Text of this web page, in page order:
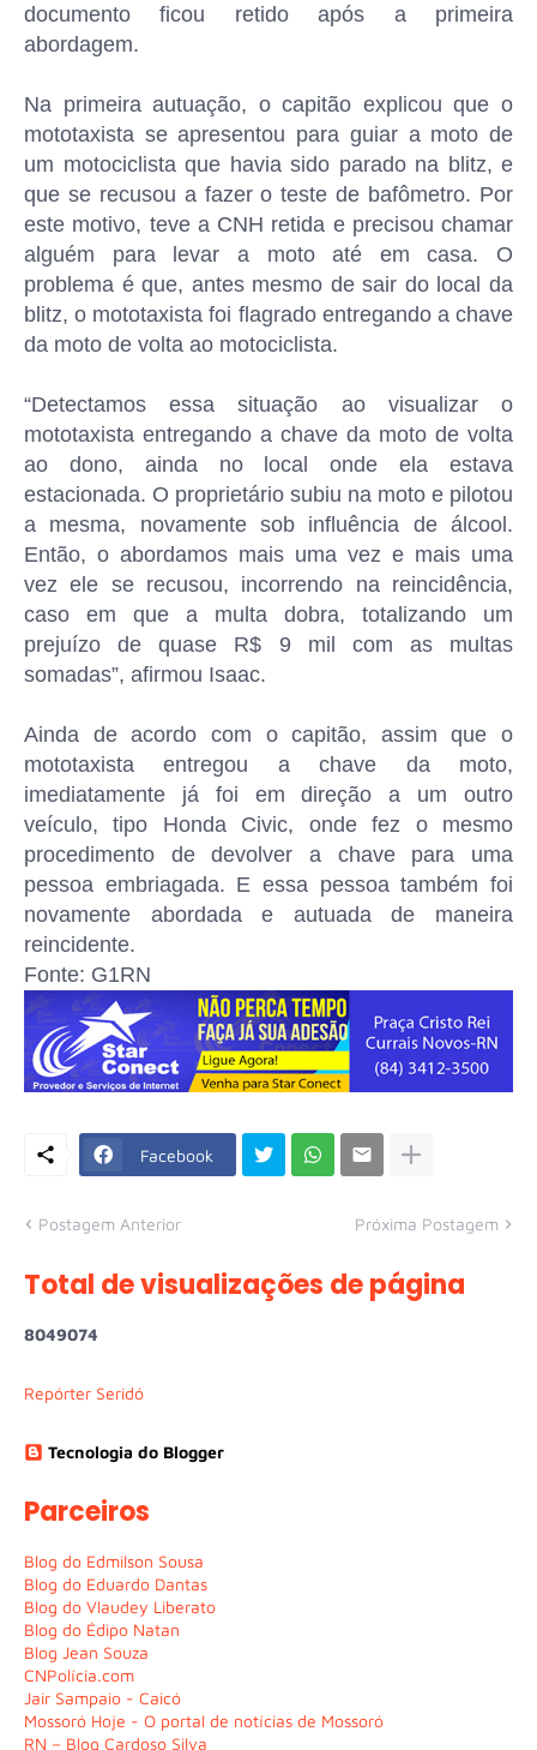
documento ficou retido após a primeira
abordagem.
Na primeira autuação, o capitão explicou que o
mototaxista se apresentou para guiar a moto de
um motociclista que havia sido parado na blitz, e
que se recusou a fazer o teste de bafômetro. Por
este motivo, teve a CNH retida e precisou chamar
alguém para levar a moto até em casa. O
problema é que, antes mesmo de sair do local da
blitz, o mototaxista foi flagrado entregando a chave
da moto de volta ao motociclista.
“Detectamos essa situação ao visualizar o
mototaxista entregando a chave da moto de volta
ao dono, ainda no local onde ela estava
estacionada. O proprietário subiu na moto e pilotou
a mesma, novamente sob influência de álcool.
Então, o abordamos mais uma vez e mais uma
vez ele se recusou, incorrendo na reincidência,
caso em que a multa dobra, totalizando um
prejuízo de quase R$ 9 mil com as multas
somadas”, afirmou Isaac.
Ainda de acordo com o capitão, assim que o
mototaxista entregou a chave da moto,
imediatamente já foi em direção a um outro
veículo, tipo Honda Civic, onde fez o mesmo
procedimento de devolver a chave para uma
pessoa embriagada. E essa pessoa também foi
novamente abordada e autuada de maneira
reincidente.
Fonte: G1RN
Facebook
Postagem Anterior Próxima Postagem
Total de visualizações de página
8049074
Repórter Seridó
Tecnologia do Blogger
Parceiros
Blog do Edmilson Sousa
Blog do Eduardo Dantas
Blog do Vlaudey Liberato
Blog do Édipo Natan
Blog Jean Souza
CNPolícia.com
Jair Sampaio - Caicó
Mossoró Hoje - O portal de notícias de Mossoró
RN – Blog Cardoso Silva